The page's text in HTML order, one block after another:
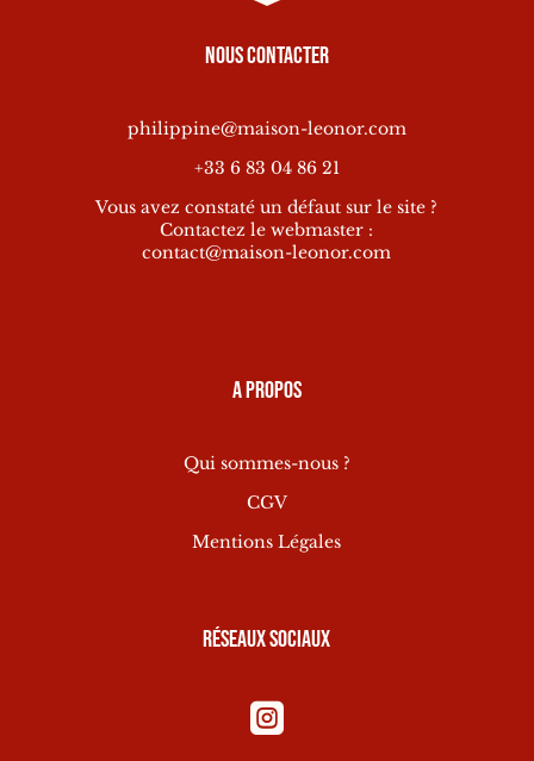
Nous contacter
philippine@maison-leonor.com
+33 6 83 04 86 21
Vous avez constaté un défaut sur le site ?
Contactez le webmaster :
contact@maison-leonor.com
A propos
Qui sommes-nous ?
CGV
Mentions Légales
Réseaux sociaux
